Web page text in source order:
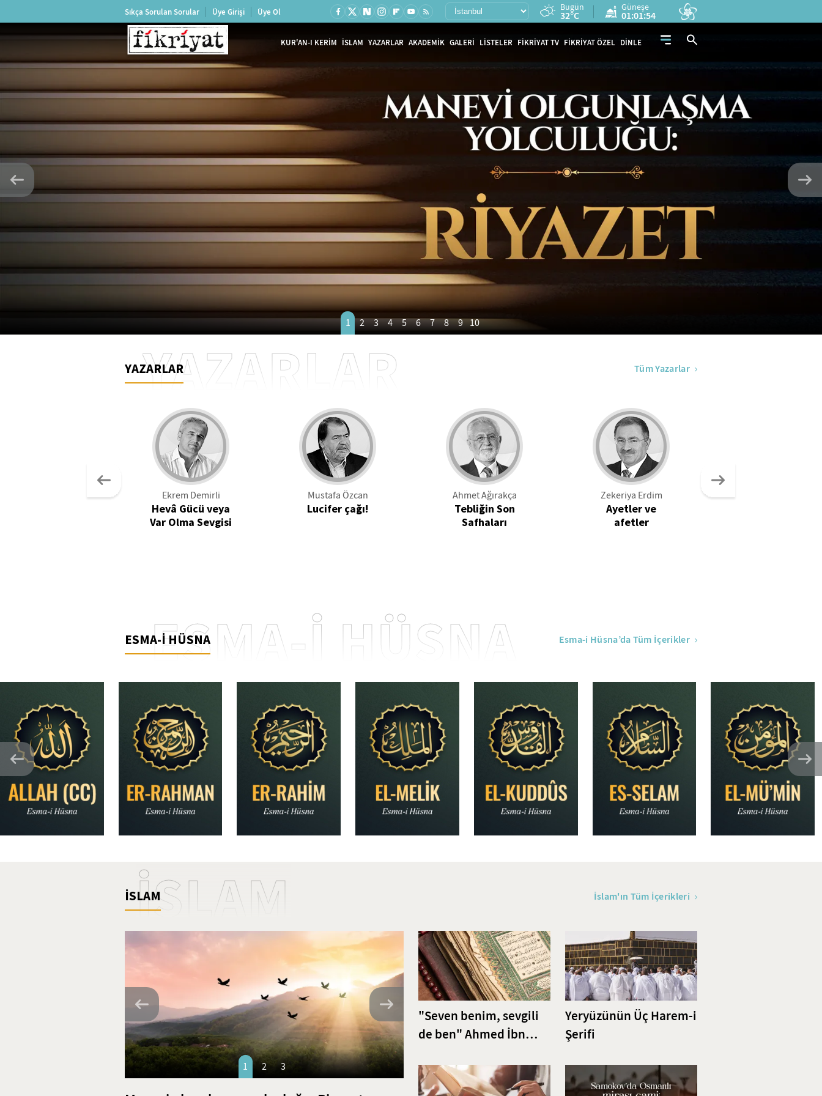
Sıkça Sorulan Sorular Üye Girişi Üye Ol Bugün
32°C
Güneşe
01:01:52
KUR'AN-I KERİM İSLAM YAZARLAR AKADEMİK GALERİ LİSTELER FİKRİYAT TV FİKRİYAT ÖZEL DİNLE
1 2 3 4 5 6 7 8 9 10
YAZARLAR
YAZARLAR Tüm Yazarlar
Ekrem Demirli
Hevâ Gücü veya
Var Olma Sevgisi
Mustafa Özcan
Lucifer çağı!
Ahmet Ağırakça
Tebliğin Son
Safhaları
Zekeriya Erdim
Ayetler ve
afetler
ESMA-İ HÜSNA
ESMA-İ HÜSNA Esma-i Hüsna’da Tüm İçerikler
İSLAM
İSLAM İslam'ın Tüm İçerikleri
1 2 3
"Seven benim, sevgili
de ben" Ahmed İbn
Tefsiri
Yeryüzünün Üç Harem-i
Şerifi